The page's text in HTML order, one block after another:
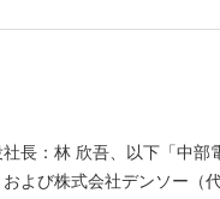
長：林 欣吾、以下「中部
よび株式会社デンソー（